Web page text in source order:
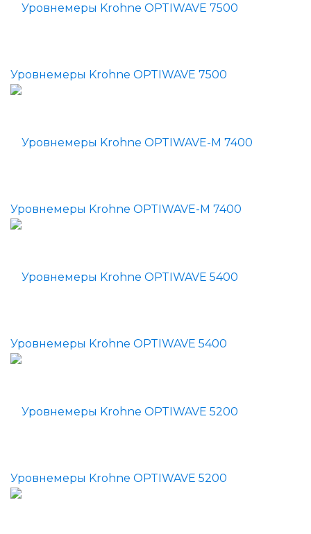
Уровнемеры Krohne OPTIWAVE 7500
Уровнемеры Krohne OPTIWAVE-M 7400
Уровнемеры Krohne OPTIWAVE 5400
Уровнемеры Krohne OPTIWAVE 5200